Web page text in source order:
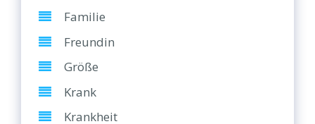
Familie
Freundin
Größe
Krank
Krankheit